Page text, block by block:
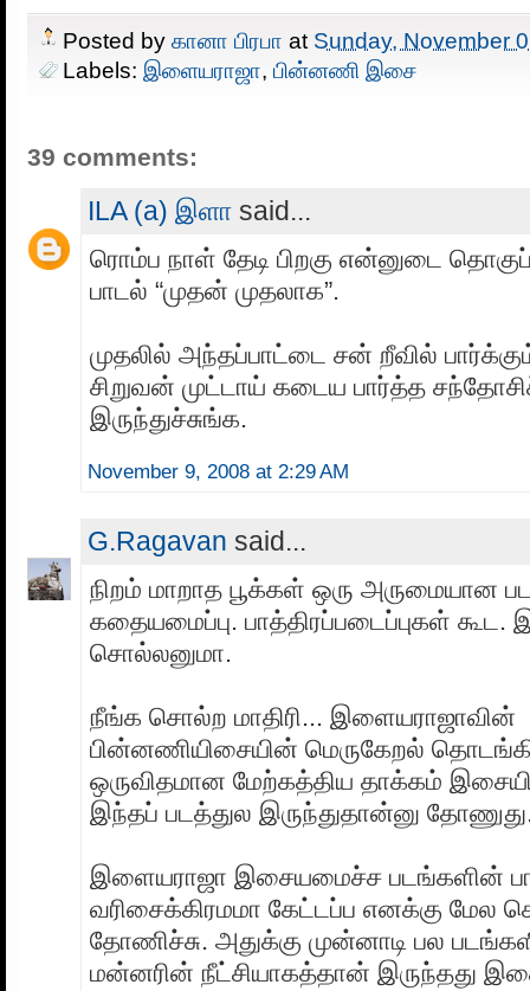
Posted by கானா பிரபா at Sunday, November
Labels: இளையராஜா, பின்னணி இசை
39 comments:
ILA (a) இளா said...
ரொம்ப நாள் தேடி பிறகு என்னுடை
பாடல் “முதன் முதலாக”.
முதலில் அந்தப்பாட்டை சன் றீவில்
சிறுவன் முட்டாய் கடைய பார்த்த
இருந்துச்சுங்க.
November 9, 2008 at 2:29 AM
G.Ragavan said...
நிறம் மாறாத பூக்கள் ஒரு அருமையான
கதையமைப்பு. பாத்திரப்படைப்புகள்
சொல்லனுமா.
நீங்க சொல்ற மாதிரி... இளையராஜாவின்
பின்னணியிசையின் மெருகேறல்
ஒருவிதமான மேற்கத்திய தாக்கம்
இந்தப் படத்துல இருந்துதான்னு
இளையராஜா இசையமைச்ச படங்களின்
வரிசைக்கிரமமா கேட்டப்ப எனக்கு
தோணிச்சு. அதுக்கு முன்னாடி பல
மன்னரின் நீட்சியாகத்தான் இருந்தது